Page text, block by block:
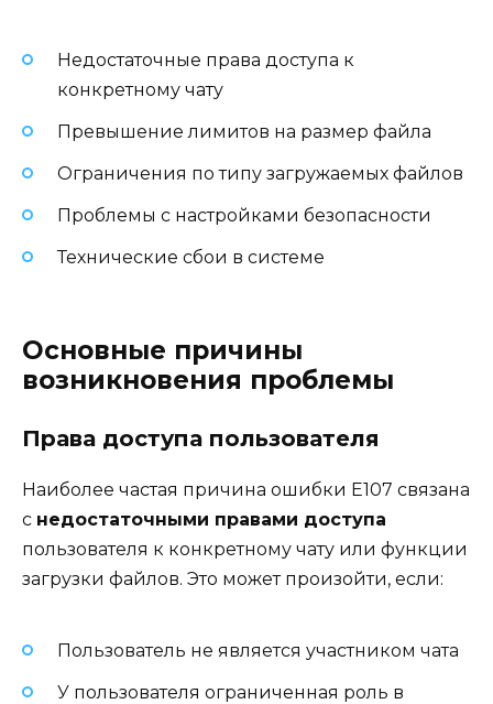
Недостаточные права доступа к
конкретному чату
Превышение лимитов на размер файла
Ограничения по типу загружаемых файлов
Проблемы с настройками безопасности
Технические сбои в системе
Основные причины
возникновения проблемы
Права доступа пользователя
Наиболее частая причина ошибки E107 связана
с недостаточными правами доступа
пользователя к конкретному чату или функции
загрузки файлов. Это может произойти, если:
Пользователь не является участником чата
У пользователя ограниченная роль в